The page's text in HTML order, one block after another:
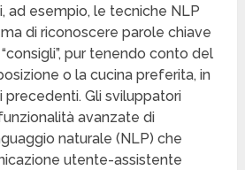
ad esempio, le tecniche NLP
di riconoscere parole chiave
pur tenendo conto del
o la cucina preferita, in
precedenti. Gli sviluppatori
avanzate di
naturale (NLP) che
utente-assistente